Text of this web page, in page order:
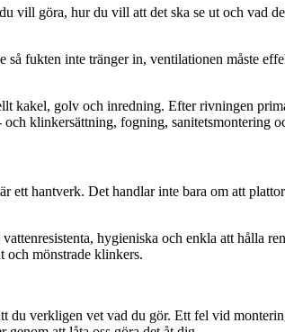
vill göra, hur du vill att det ska se ut och vad
så fukten inte tränger in, ventilationen måste
kakel, golv och inredning. Efter rivningen
klinkersättning, fogning, sanitetsmontering
ett hantverk. Det handlar inte bara om att
hygieniska och enkla att hålla
mönstrade klinkers.
verkligen vet vad du gör. Ett fel vid